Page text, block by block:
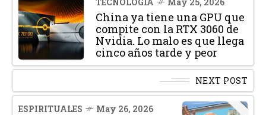
China ya tiene una GPU que
compite con la RTX 3060 de
Nvidia. Lo malo es que llega
cinco años tarde y peor
NEXT POST
ESPIRITUALES May 26, 2026